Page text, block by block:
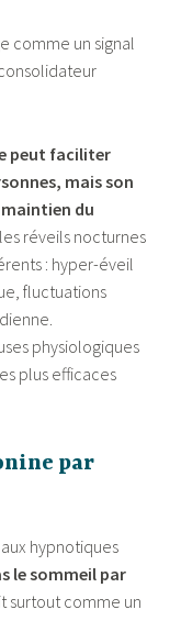
comme un signal
peut faciliter
mais son
du
réveils nocturnes
: hyper-éveil
fluctuations
physiologiques
plus efficaces
par
hypnotiques
le sommeil par
surtout comme un